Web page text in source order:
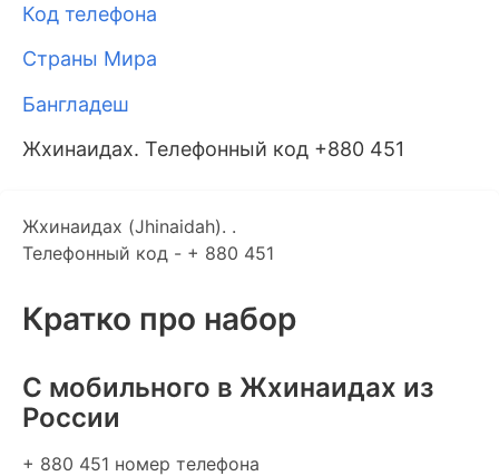
Код телефона
Страны Мира
Бангладеш
Жхинаидах. Телефонный код +880 451
Жхинаидах (Jhinaidah). .
Телефонный код - + 880 451
Кратко про набор
C мобильного в Жхинаидах из
России
+ 880 451 номер телефона